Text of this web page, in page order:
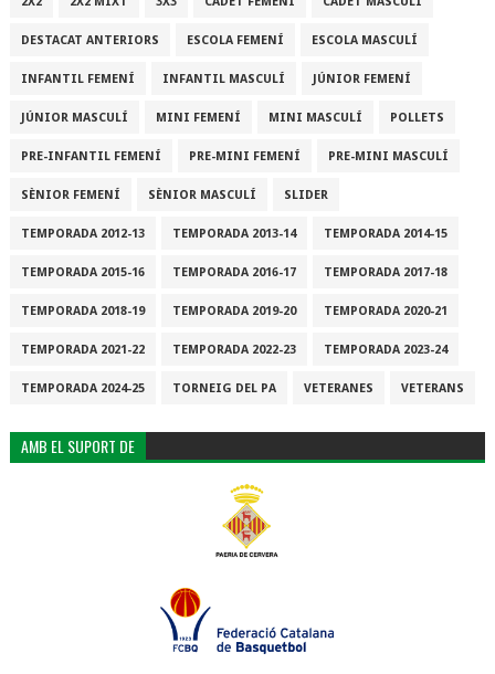
DESTACAT ANTERIORS ESCOLA FEMENÍ ESCOLA MASCULÍ
INFANTIL FEMENÍ INFANTIL MASCULÍ JÚNIOR FEMENÍ
JÚNIOR MASCULÍ MINI FEMENÍ MINI MASCULÍ POLLETS
PRE-INFANTIL FEMENÍ PRE-MINI FEMENÍ PRE-MINI MASCULÍ
SÈNIOR FEMENÍ SÈNIOR MASCULÍ SLIDER
TEMPORADA 2012-13 TEMPORADA 2013-14 TEMPORADA 2014-15
TEMPORADA 2015-16 TEMPORADA 2016-17 TEMPORADA 2017-18
TEMPORADA 2018-19 TEMPORADA 2019-20 TEMPORADA 2020-21
TEMPORADA 2021-22 TEMPORADA 2022-23 TEMPORADA 2023-24
TEMPORADA 2024-25 TORNEIG DEL PA VETERANES VETERANS
AMB EL SUPORT DE